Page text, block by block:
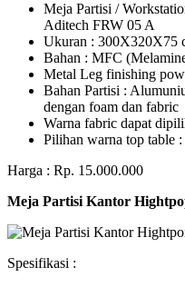
Meja Partisi /
Aditech FRW 05 A
Ukuran : 300X320X75
Bahan : MFC
Metal Leg finishing
Bahan Partisi :
dengan foam dan fabric
Warna fabric dapat
Pilihan warna top table
Harga : Rp. 15.000.000
Meja Partisi Kantor
Spesifikasi :